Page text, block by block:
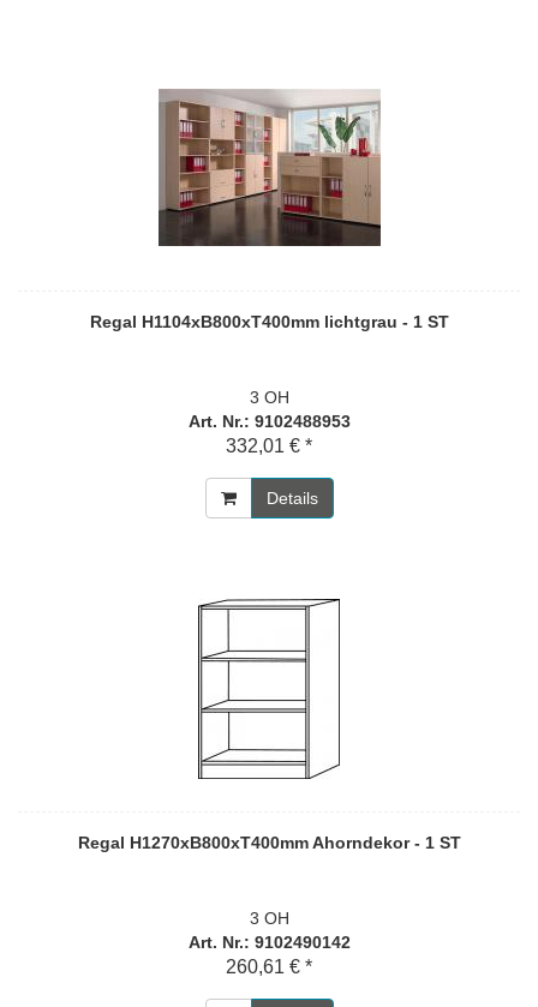
Regal H1104xB800xT400mm lichtgrau - 1 ST
3 OH
Art. Nr.: 9102488953
332,01 € *
Details
Regal H1270xB800xT400mm Ahorndekor - 1 ST
3 OH
Art. Nr.: 9102490142
260,61 € *